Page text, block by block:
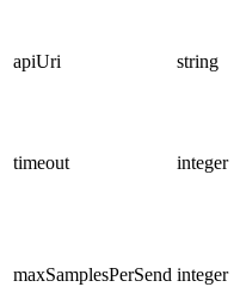
apiUri string
timeout integer
maxSamplesPerSend integer